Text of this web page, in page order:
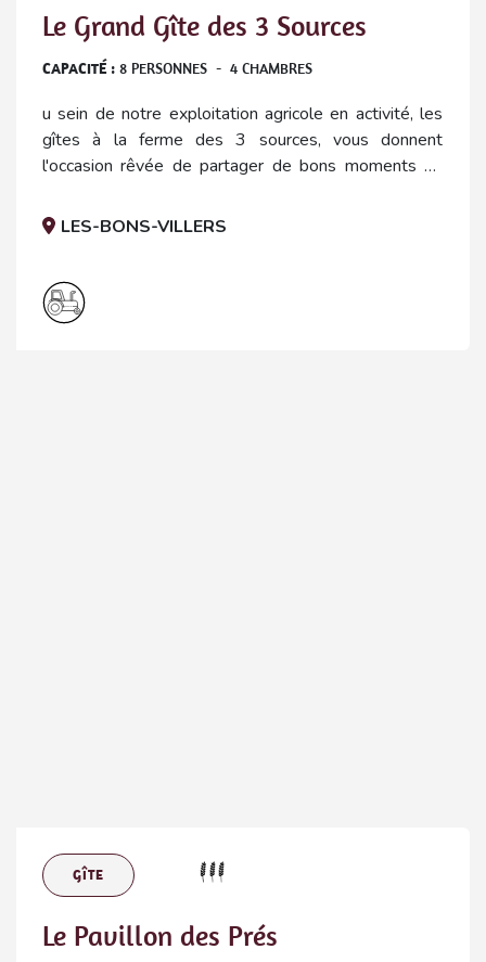
Le Grand Gîte des 3 Sources
CAPACITÉ : 8 PERSONNES - 4 CHAMBRES
u sein de notre exploitation agricole en activité, les
gîtes à la ferme des 3 sources, vous donnent
l'occasion rêvée de partager de bons moments en
LES-BONS-VILLERS
GÎTE
Le Pavillon des Prés